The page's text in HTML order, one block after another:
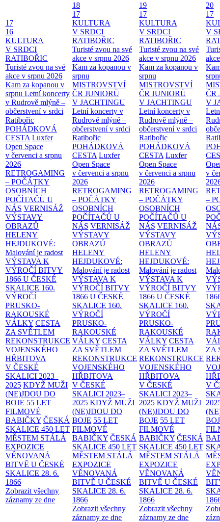
17
16
KULTURA
V SRDCI
RATIBOŘIC
Turisté zvou na své
akce v srpnu 2026
Kam za kopanou v
srpnu Letní koncerty
v Rudrově mlýně –
občerstvení v srdci
Ratibořic
POHÁDKOVÁ
CESTA Luxfer
Open Space
v červenci a srpnu
2026
RETROGAMING
– POČÁTKY
OSOBNÍCH
POČÍTAČŮ U
NÁS VERNISÁŽ
VÝSTAVY
OBRAZŮ
HELENY
HEJDUKOVÉ:
Malování je radost
VÝSTAVA K
VÝROČÍ BITVY
1866 U ČESKÉ
SKALICE 160.
VÝROČÍ
PRUSKO-
RAKOUSKÉ
VÁLKY CESTA
ZA SVĚTLEM
REKONSTRUKCE
VOJENSKÉHO
HŘBITOVA
V ČESKÉ
SKALICI 2023–
2025 KDYŽ MUŽI
(NE)JDOU DO
BOJE 55 LET
FILMOVÉ
BABIČKY ČESKÁ
SKALICE 450 LET
MĚSTEM STÁLÁ
EXPOZICE
VĚNOVANÁ
BITVĚ U ČESKÉ
SKALICE 28. 6.
1866
Zobrazit všechny
záznamy ze dne
18
17
KULTURA
V SRDCI
RATIBOŘIC
Turisté zvou na své
akce v srpnu 2026
Kam za kopanou v
srpnu
MISTROVSTVÍ
ČR JUNIORŮ
V JACHTINGU
Letní koncerty v
Rudrově mlýně –
občerstvení v srdci
Ratibořic
POHÁDKOVÁ
CESTA Luxfer
Open Space
v červenci a srpnu
2026
RETROGAMING
– POČÁTKY
OSOBNÍCH
POČÍTAČŮ U
NÁS VERNISÁŽ
VÝSTAVY
OBRAZŮ
HELENY
HEJDUKOVÉ:
Malování je radost
VÝSTAVA K
VÝROČÍ BITVY
1866 U ČESKÉ
SKALICE 160.
VÝROČÍ
PRUSKO-
RAKOUSKÉ
VÁLKY CESTA
ZA SVĚTLEM
REKONSTRUKCE
VOJENSKÉHO
HŘBITOVA
V ČESKÉ
SKALICI 2023–
2025 KDYŽ MUŽI
(NE)JDOU DO
BOJE 55 LET
FILMOVÉ
BABIČKY ČESKÁ
SKALICE 450 LET
MĚSTEM STÁLÁ
EXPOZICE
VĚNOVANÁ
BITVĚ U ČESKÉ
SKALICE 28. 6.
1866
Zobrazit všechny
záznamy ze dne
19
17
KULTURA
V SRDCI
RATIBOŘIC
Turisté zvou na své
akce v srpnu 2026
Kam za kopanou v
srpnu
MISTROVSTVÍ
ČR JUNIORŮ
V JACHTINGU
Letní koncerty v
Rudrově mlýně –
občerstvení v srdci
Ratibořic
POHÁDKOVÁ
CESTA Luxfer
Open Space
v červenci a srpnu
2026
RETROGAMING
– POČÁTKY
OSOBNÍCH
POČÍTAČŮ U
NÁS VERNISÁŽ
VÝSTAVY
OBRAZŮ
HELENY
HEJDUKOVÉ:
Malování je radost
VÝSTAVA K
VÝROČÍ BITVY
1866 U ČESKÉ
SKALICE 160.
VÝROČÍ
PRUSKO-
RAKOUSKÉ
VÁLKY CESTA
ZA SVĚTLEM
REKONSTRUKCE
VOJENSKÉHO
HŘBITOVA
V ČESKÉ
SKALICI 2023–
2025 KDYŽ MUŽI
(NE)JDOU DO
BOJE 55 LET
FILMOVÉ
BABIČKY ČESKÁ
SKALICE 450 LET
MĚSTEM STÁLÁ
EXPOZICE
VĚNOVANÁ
BITVĚ U ČESKÉ
SKALICE 28. 6.
1866
Zobrazit všechny
záznamy ze dne
20
17
V
ČR
V
v
–
ZA
V